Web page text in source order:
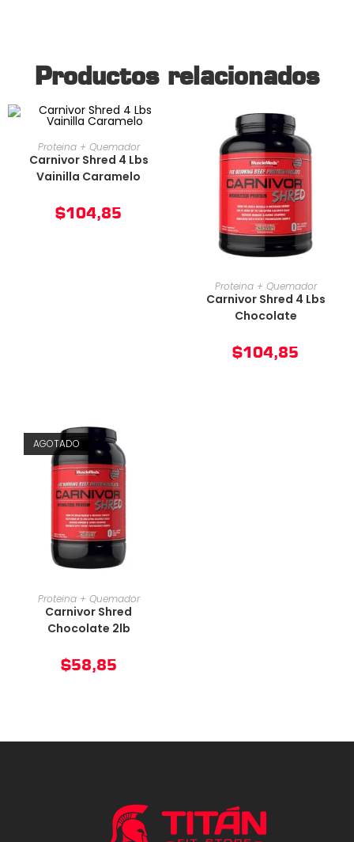
Productos relacionados
AÑADIR AL CARRITO
Proteina + Quemador
Carnivor Shred 4 Lbs
Vainilla Caramelo
$104,85
AÑADIR AL CARRITO
Proteina + Quemador
Carnivor Shred 4 Lbs
Chocolate
$104,85
AGOTADO
AÑADIR AL CARRITO
Proteina + Quemador
Carnivor Shred
Chocolate 2lb
$58,85